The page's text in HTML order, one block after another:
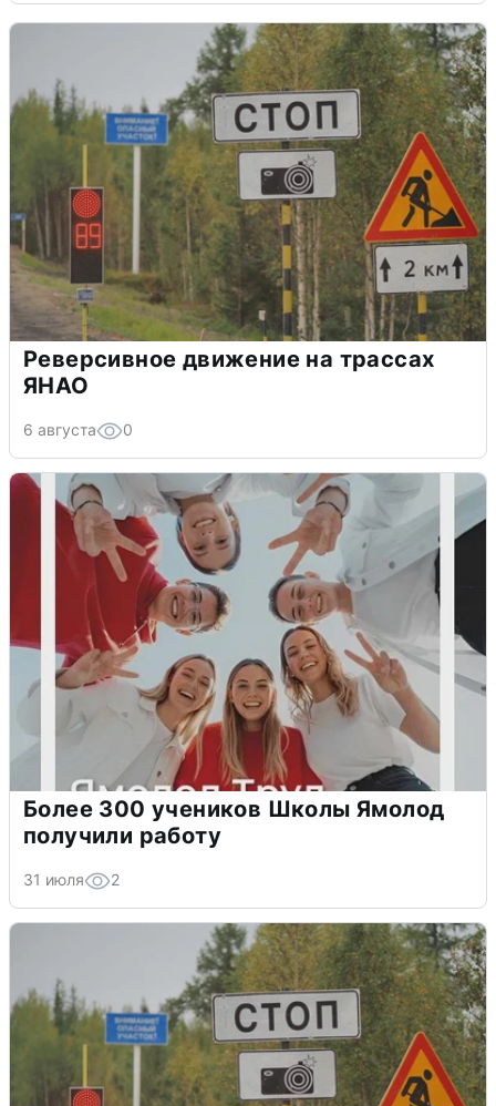
Реверсивное движение на трассах
ЯНАО
6 августа 0
Более 300 учеников Школы Ямолод
получили работу
31 июля 2